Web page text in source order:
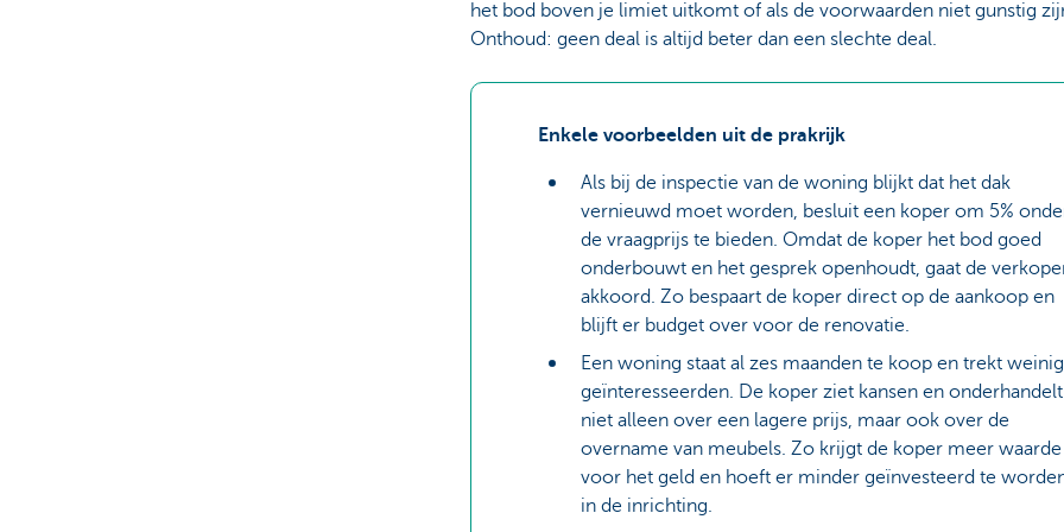
het bod boven je limiet uitkomt of als de voorwaarden niet gunstig
Onthoud: geen deal is altijd beter dan een slechte deal.
Enkele voorbeelden uit de prakrijk
Als bij de inspectie van de woning blijkt dat het dak
vernieuwd moet worden, besluit een koper om 5%
de vraagprijs te bieden. Omdat de koper het bod goed
onderbouwt en het gesprek openhoudt, gaat de
akkoord. Zo bespaart de koper direct op de aankoop en
blijft er budget over voor de renovatie.
Een woning staat al zes maanden te koop en trekt weinig
geïnteresseerden. De koper ziet kansen en onderhandelt
niet alleen over een lagere prijs, maar ook over de
overname van meubels. Zo krijgt de koper meer waarde
voor het geld en hoeft er minder geïnvesteerd te
in de inrichting.